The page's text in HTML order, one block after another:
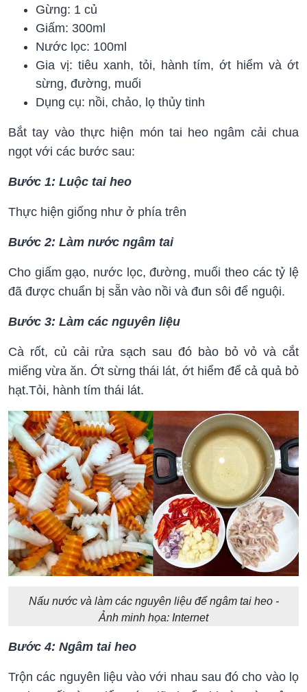
Gừng: 1 củ
Giấm: 300ml
Nước lọc: 100ml
Gia vị: tiêu xanh, tỏi, hành tím, ớt hiểm và ớt
sừng, đường, muối
Dụng cụ: nồi, chảo, lọ thủy tinh
Bắt tay vào thực hiện món tai heo ngâm cải chua
ngọt với các bước sau:
Bước 1: Luộc tai heo
Thực hiện giống như ở phía trên
Bước 2: Làm nước ngâm tai
Cho giấm gạo, nước lọc, đường, muối theo các tỷ lệ
đã được chuẩn bị sẵn vào nồi và đun sôi để nguội.
Bước 3: Làm các nguyên liệu
Cà rốt, củ cải rửa sạch sau đó bào bỏ vỏ và cắt
miếng vừa ăn. Ớt sừng thái lát, ớt hiểm để cả quả bỏ
hạt.Tỏi, hành tím thái lát.
Nấu nước và làm các nguyên liệu để ngâm tai heo -
Ảnh minh họa: Internet
Bước 4: Ngâm tai heo
Trộn các nguyên liệu vào với nhau sau đó cho vào lọ